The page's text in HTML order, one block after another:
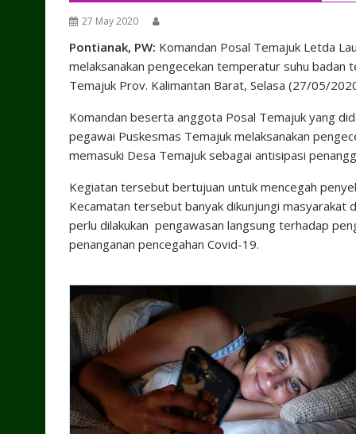
27 May 2020
Pontianak, PW: Komandan Posal Temajuk Letda
melaksanakan pengecekan temperatur suhu badan
Temajuk Prov. Kalimantan Barat, Selasa (27/05/
Komandan beserta anggota Posal Temajuk yang
pegawai Puskesmas Temajuk melaksanakan
memasuki Desa Temajuk sebagai antisipasi
Kegiatan tersebut bertujuan untuk mencegah
Kecamatan tersebut banyak dikunjungi masyarakat
perlu dilakukan pengawasan langsung terhadap
penanganan pencegahan Covid-19.